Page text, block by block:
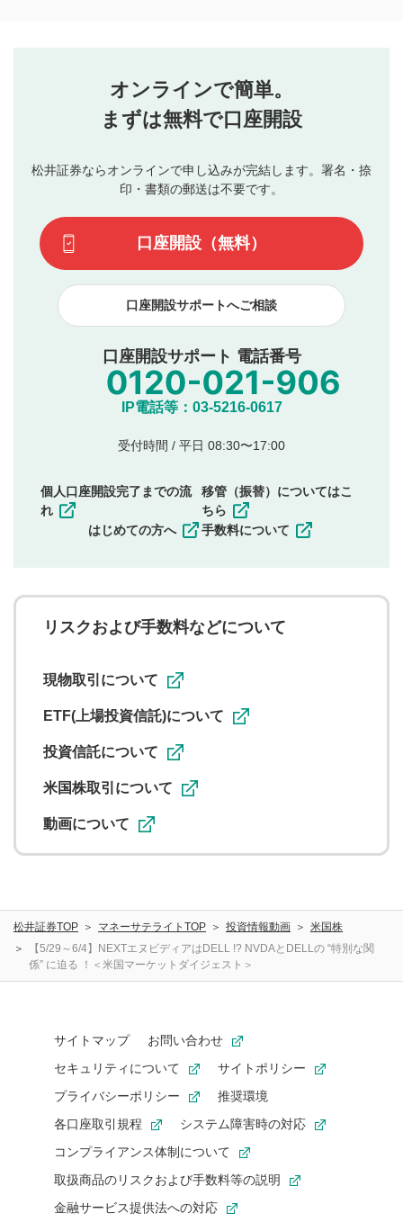
投稿するボタン
星で評価をすると投稿できます。（お名前とコメント
3
動画の評価
です）
行ってください。
当社は、利用者同士、もしくは利用者と第三者間のトラ
ブルによって生じた損害に対して一切の責任を負いませ
評価およびコメントは当社にて審査のうえ、掲載となり
ます。掲載されるまでに日数がかかる場合や掲載されない
てはお答えできません。各動画コンテンツへの掲載をもっ
て結果のご連絡といたします。ご了承ください。
下記の項目に該当すると判断された投稿内容は、掲載を
見合わせる場合がございます。
本動画コンテンツとは無関係の内容の投稿
他者への誹謗中傷や差別的表現投稿
公序良俗に反する内容の投稿
氏名、住所、電話番号など個人を特定できる情報の
他のサイトへの誘導や営利目的、広告・宣伝を目
他者の権利（商標、著作権、その他の知的財産
その他当社が不適切と判断した投稿
一度投稿した評価およびコメントの変更・削除はできま
に関する著作者人格権を行使しないことに同意します。利
用者が投稿したコメントは、当社サービスの広告・宣伝、
ることがあります。
オンラインで簡単。
まずは無料で口座開設
松井証券ならオンラインで申し込みが完結します。署名・捺
印・書類の郵送は不要です。
口座開設（無料）
口座開設サポートへご相談
口座開設サポート 電話番号
IP電話等：03-5216-0617
受付時間 / 平日 08:30〜17:00
個人口座開設完了までの流
れ
はじめての方へ
移管（振替）についてはこ
ちら
手数料について
リスクおよび手数料などについて
現物取引について
ETF(上場投資信託)について
投資信託について
米国株取引について
動画について
松井証券TOP マネーサテライトTOP 投資情報動画
米国株
【5/29～6/4】NEXTエヌビディアはDELL !? NVDAとDELLの “特別な関
係” に迫る ！＜米国マーケットダイジェスト＞
サイトマップ
お問い合わせ
セキュリティについて
サイトポリシー
プライバシーポリシー
推奨環境
各口座取引規程
システム障害時の対応
コンプライアンス体制について
取扱商品のリスクおよび手数料等の説明
金融サービス提供法への対応